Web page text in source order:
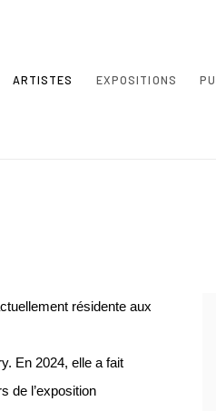
ARTISTES EXPOSITIONS
résidente aux
En 2024, elle a fait
de l’exposition